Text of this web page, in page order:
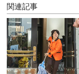
関連記事